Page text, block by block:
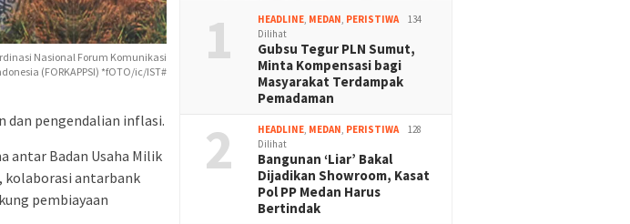
Nasional Forum Komunikasi
(FORKAPPSI) *fOTO/ic/IST#
dan pengendalian inflasi.
antar Badan Usaha Milik
kolaborasi antarbank
pembiayaan
1 HEADLINE, MEDAN, PERISTIWA
134
Dilihat
Gubsu Tegur PLN Sumut,
Minta Kompensasi bagi
Masyarakat Terdampak
Pemadaman
2 HEADLINE, MEDAN, PERISTIWA
128
Dilihat
Bangunan ‘Liar’ Bakal
Dijadikan Showroom, Kasat
Pol PP Medan Harus
Bertindak